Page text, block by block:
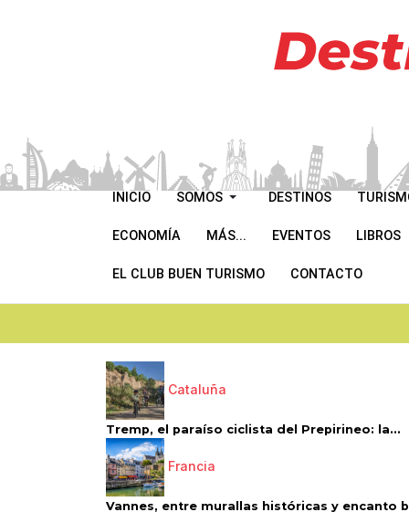
INICIO SOMOS DESTINOS
ECONOMÍA MÁS... EVENTOS LIBROS
EL CLUB BUEN TURISMO CONTACTO
Cataluña
Tremp, el paraíso ciclista del Prepirineo: la...
Francia
Vannes, entre murallas históricas y encanto